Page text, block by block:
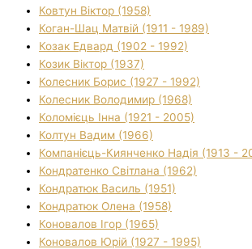
Ковтун Віктор (1958)
Коган-Шац Матвій (1911 - 1989)
Козак Едвард (1902 - 1992)
Козик Віктор (1937)
Колесник Борис (1927 - 1992)
Колесник Володимир (1968)
Коломієць Інна (1921 - 2005)
Колтун Вадим (1966)
Компанієць-Киянченко Надія (1913 -
Кондратенко Світлана (1962)
Кондратюк Василь (1951)
Кондратюк Олена (1958)
Коновалов Ігор (1965)
Коновалов Юрій (1927 - 1995)